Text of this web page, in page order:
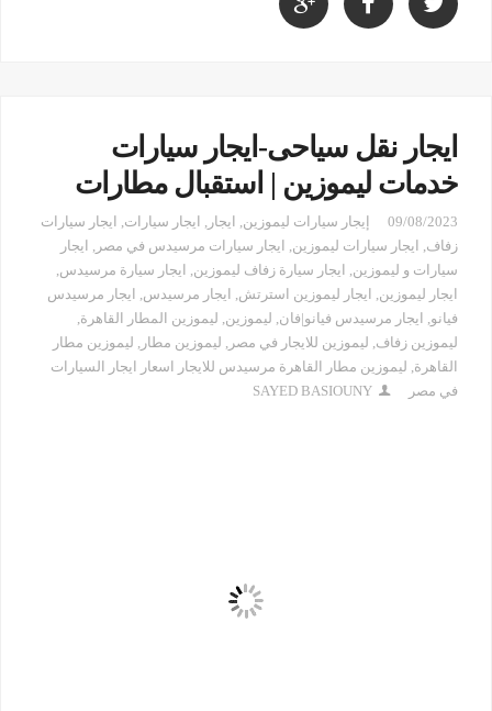
ايجار نقل سياحى-ايجار سيارات
خدمات ليموزين | استقبال مطارات
09/08/2023 إيجار سيارات ليموزين, ايجار , ايجار سيارات, ايجار سيارات
زفاف, ايجار سيارات ليموزين, ايجار سيارات مرسيدس في مصر , ايجار
سيارات و ليموزين, ايجار سيارة زفاف ليموزين, ايجار سيارة مرسيدس,
ايجار ليموزين, ايجار ليموزين استرتش, ايجار مرسيدس, ايجار مرسيدس
فيانو, ايجار مرسيدس فيانو|فان, ليموزين, ليموزين المطار القاهرة,
ليموزين زفاف, ليموزين للايجار في مصر , ليموزين مطار , ليموزين مطار
القاهرة, ليموزين مطار القاهرة مرسيدس للايجار اسعار ايجار السيارات
في مصر
SAYED BASIOUNY